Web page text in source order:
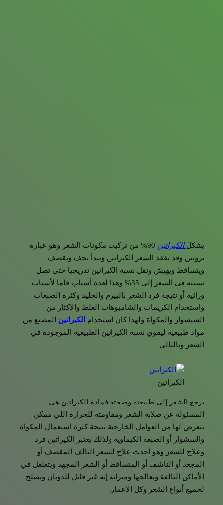
يشكلالكيراتين
90% من تركيب مكونات الشعر وهو عبارة
بروتين وقد يفقد الشعر الكيراتين ويبدأ يجف ويقصف
ويتساقط ويهيش وتقل نسبة الكيراتين تدريجيا حتى تصل
نسبته فى الشعر إلى 35% وهذا لعدة أسباب فأما لأسباب
وراثية أو نتيجة فرد الشعر بالبيرم والجليد وكثرة الصبغات
واستخدام الكريمات والشامبوهات الغلط والاكثار من
السيشوار والمكواة ولهذا كان أستخدام
الكيراتين المصنع من
مواد طبيعية ليقوي نسبة الكيراتين الطبيعية الموجودة في
الشعر وبالتالى
الكيراتين
يرجع الشعر إلى طبيعته وصحته فمادة الكيراتين هي
المسئولة عن صلابة الشعر ومقاومته للحرارة اللي ممكن
يتعرض لها من العوامل الخارجية نتيجة كثرة استعمال المكواة
والسشوار أو الصبغة الكيماوية ولذلك يعتبر الكيراتين فرد
وعلاج للشعر وهو أحدث علاج للشعر التالف المقصف أو
المجعد أو الناشف أو المتساقط أو الشعر المجهد ويتغلغل في
الأماكن التالفة ويعالجها وميزاته إنه غير قابل للذوبان ويصلح
لجميع أنواع الشعر وكل الأعمار.